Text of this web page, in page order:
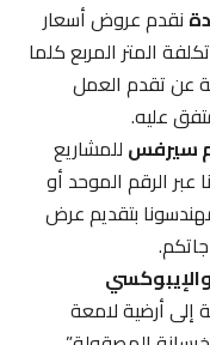
عروض أسعار
المتر المربع كلما
عن تقدم العمل
عليه.
للمشاريع
الرقم الموحد أو
بتقديم عرض
أرضية لامعة